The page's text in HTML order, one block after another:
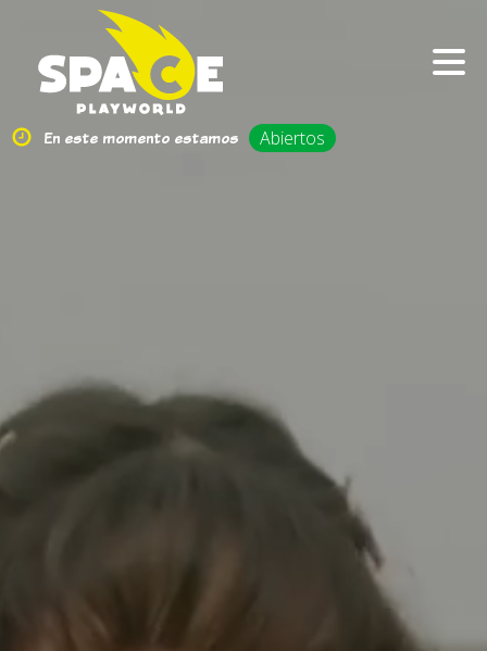
En este momento estamos Abiertos